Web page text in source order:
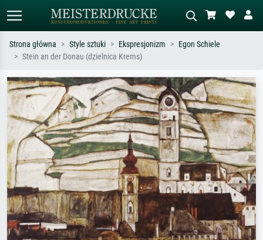
Szukaj wg artysty, tytułu lub stylu – np.
Monet, Gwiaździsta noc,
impresjonizm, fala Hokusaia, akt.
Opisz scenę – np. zielona łąka,
abstrakcja z czerwienią, ciemny olej,
stojący akt obok drzewa.
Strona główna Style sztuki Ekspresjonizm
Egon Schiele
Stein an der Donau (dzielnica Krems)